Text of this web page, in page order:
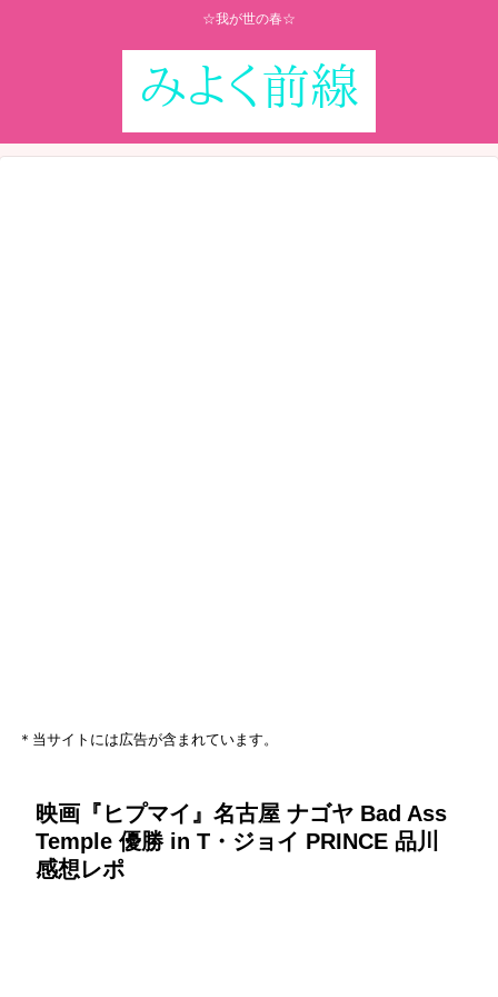
☆我が世の春☆
＊当サイトには広告が含まれています。
映画『ヒプマイ』名古屋 ナゴヤ Bad Ass
Temple 優勝 in T・ジョイ PRINCE 品川
感想レポ